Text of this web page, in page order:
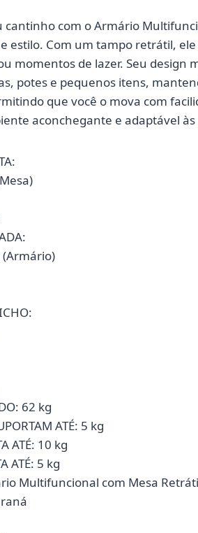
cantinho com o Armário
estilo. Com um tampo retrátil,
momentos de lazer. Seu design
potes e pequenos itens,
que você o mova com
aconchegante e adaptável
(Armário)
62 kg
ATÉ: 5 kg
ATÉ: 10 kg
ATÉ: 5 kg
Multifuncional com Mesa